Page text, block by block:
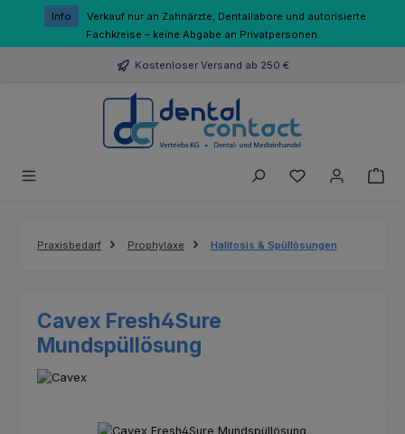
Zum Hauptinhalt springen
Info
Verkauf nur an Zahnärzte, Dentallabore und autorisierte
Fachkreise – keine Abgabe an Privatpersonen.
Kostenloser Versand ab 250 €
Du hast 0
Praxisbedarf Prophylaxe Halitosis & Spüllösungen
Cavex Fresh4Sure
Mundspüllösung
Bildergalerie überspringen